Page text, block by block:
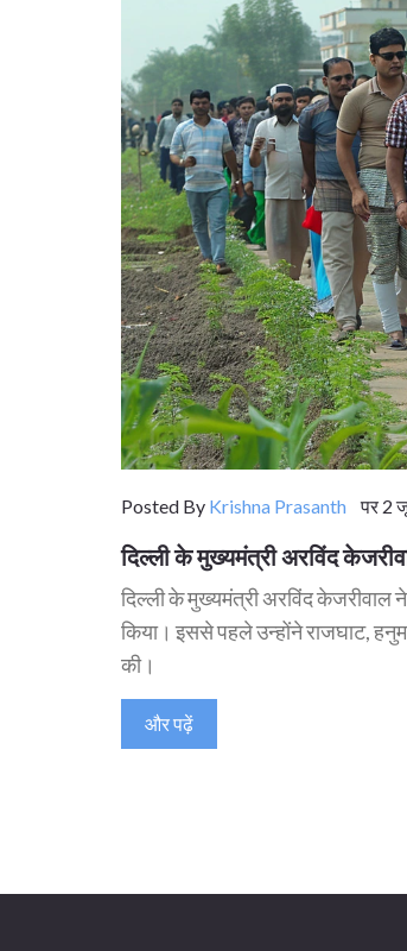
Posted By Krishna Prasanth पर 2
दिल्ली के मुख्यमंत्री अरविंद
दिल्ली के मुख्यमंत्री अरविंद केजरीवाल ने
किया। इससे पहले उन्होंने राजघाट,
की।
और पढ़ें